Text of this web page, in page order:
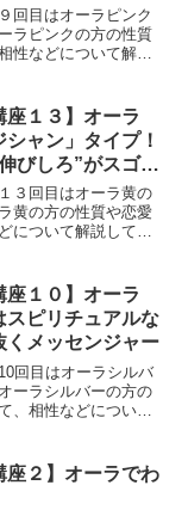
回目はオーラピンク
ラピンクの方の性質
性などについて解説
座１３】オーラ
シャン」タイプ！
びしろ”がスゴ
３回目はオーラ黄の
黄の方の性質や恋愛
について解説してい
座１０】オーラ
スピリチュアルな
くメッセンジャー
回目はオーラシルバ
ーラシルバーの方の
、相性などについて
座２】オーラでわ